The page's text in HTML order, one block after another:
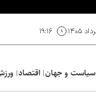
۱۹:۱۶
سیاست و جهان اقتصاد